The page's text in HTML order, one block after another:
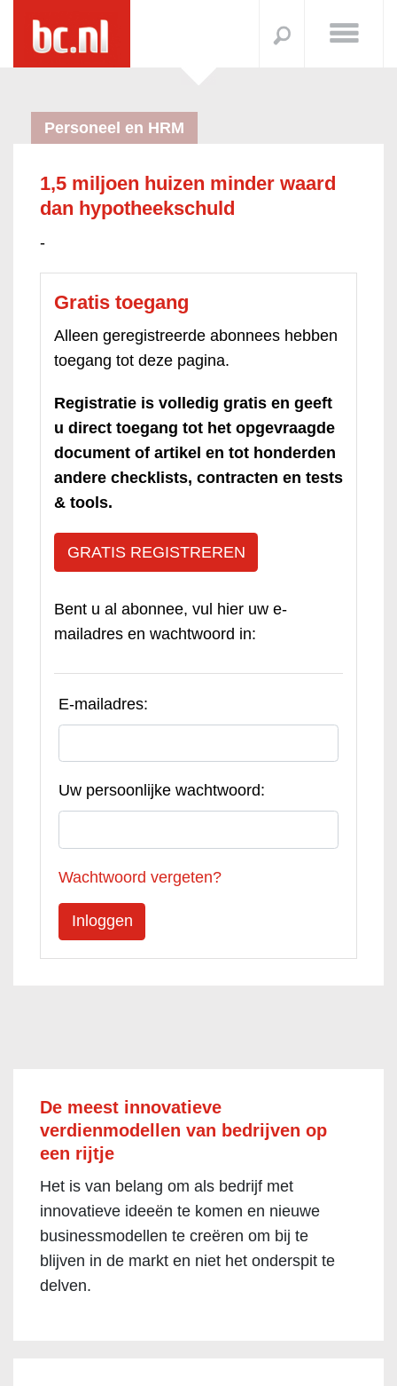
Personeel en HRM
1,5 miljoen huizen minder waard
dan hypotheekschuld
-
Gratis toegang
Alleen geregistreerde abonnees hebben
toegang tot deze pagina.
Registratie is volledig gratis en geeft
u direct toegang tot het opgevraagde
document of artikel en tot honderden
andere checklists, contracten en tests
& tools.
GRATIS REGISTREREN
Bent u al abonnee, vul hier uw e-
mailadres en wachtwoord in:
E-mailadres:
Uw persoonlijke wachtwoord:
Wachtwoord vergeten?
De meest innovatieve
verdienmodellen van bedrijven op
een rijtje
Het is van belang om als bedrijf met
innovatieve ideeën te komen en nieuwe
businessmodellen te creëren om bij te
blijven in de markt en niet het onderspit te
delven.